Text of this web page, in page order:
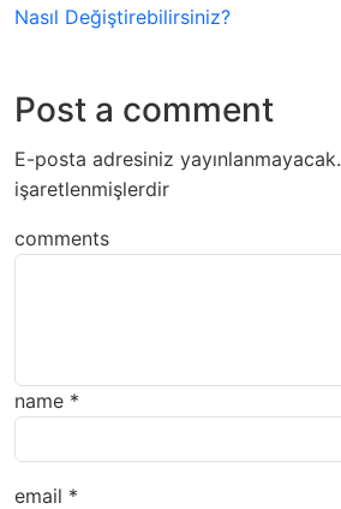
Nasıl Değiştirebilirsiniz?
Post a comment
E-posta adresiniz yayınlanmayacak.
işaretlenmişlerdir
comments
name *
email *